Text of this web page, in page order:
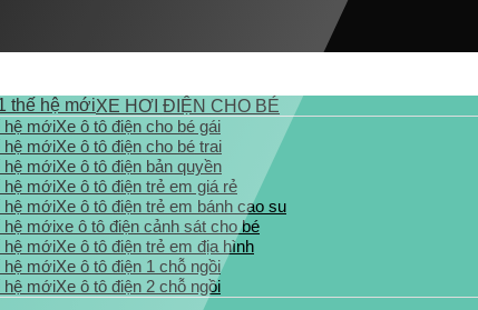
XE HƠI ĐIỆN CHO BÉ
Xe ô tô điện cho bé gái
Xe ô tô điện cho bé trai
Xe ô tô điện bản quyền
Xe ô tô điện trẻ em giá rẻ
Xe ô tô điện trẻ em bánh cao su
xe ô tô điện cảnh sát cho bé
Xe ô tô điện trẻ em địa hình
Xe ô tô điện 1 chỗ ngồi
Xe ô tô điện 2 chỗ ngồi